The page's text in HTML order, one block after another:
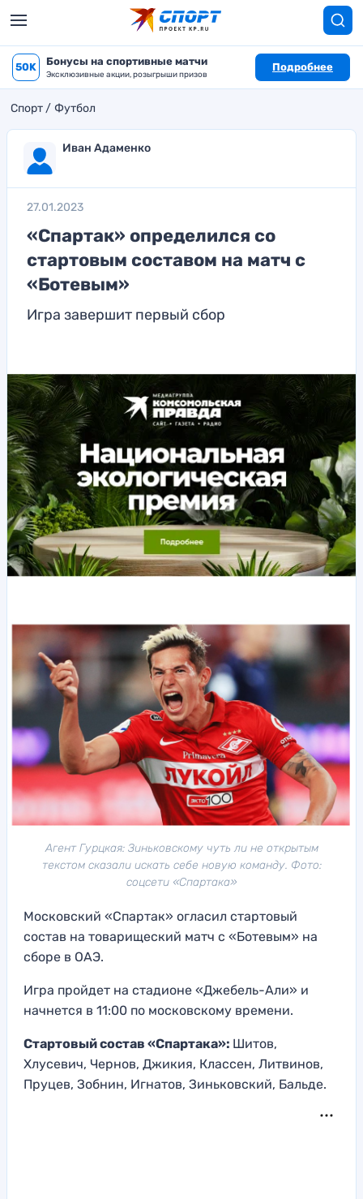
50K Бонусы на спортивные матчи
Эксклюзивные акции, розыгрыши призов
Подробнее
Спорт Футбол
Иван Адаменко
27.01.2023
«Спартак» определился со
стартовым составом на матч с
«Ботевым»
Игра завершит первый сбор
Агент Гурцкая: Зиньковскому чуть ли не открытым
текстом сказали искать себе новую команду. Фото:
соцсети «Спартака»
Московский «Спартак» огласил стартовый
состав на товарищеский матч с «Ботевым» на
сборе в ОАЭ.
Игра пройдет на стадионе «Джебель-Али» и
начнется в 11:00 по московскому времени.
Стартовый состав «Спартака»: Шитов,
Хлусевич, Чернов, Джикия, Классен, Литвинов,
Пруцев, Зобнин, Игнатов, Зиньковский, Бальде.